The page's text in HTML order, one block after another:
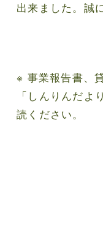
出来ました。誠
※ 事業報告書、
「しんりんだよ
読ください。